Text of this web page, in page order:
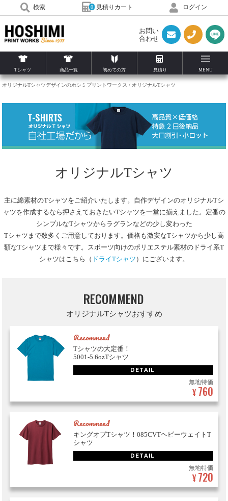
検索 0 見積りカート ログイン
お問い
合わせ
Tシャツ 商品一覧 初めての方 見積り MENU
オリジナルTシャツデザインのホシミプリントワークス オリジナルTシャツ
オリジナルTシャツ
主に綿素材のTシャツをご紹介いたします。自作デザインのオリジナルTシ
ャツを作成するなら押さえておきたいTシャツを一堂に揃えました。定番の
シンプルなTシャツからラグランなどの少し変わった
Tシャツまで数多くご用意しております。価格も激安なTシャツから少し高
額なTシャツまで様々です。スポーツ向けのポリエステル素材のドライ系T
シャツはこちら（ ドライTシャツ ）にございます。
RECOMMEND
オリジナルTシャツおすすめ
Recommend
Tシャツの大定番！
5001-5.6ozTシャツ
DETAIL
無地特価
¥ 760
Recommend
キングオブTシャツ！085CVTヘビーウェイトT
シャツ
DETAIL
無地特価
¥ 720